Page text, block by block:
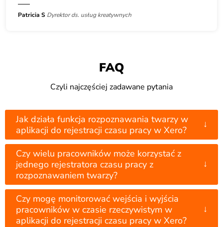
Patricia S Dyrektor ds. usług kreatywnych
FAQ
Czyli najczęściej zadawane pytania
Jak działa funkcja rozpoznawania twarzy w
aplikacji do rejestracji czasu pracy w Xero?
↓
Czy wielu pracowników może korzystać z
jednego rejestratora czasu pracy z
rozpoznawaniem twarzy?
↓
Czy mogę monitorować wejścia i wyjścia
pracowników w czasie rzeczywistym w
aplikacji do rejestracji czasu pracy w Xero?
↓